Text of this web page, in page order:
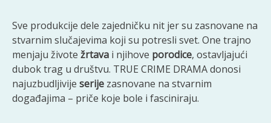
Sve produkcije dele zajedničku nit jer su zasnovane na
stvarnim slučajevima koji su potresli svet. One trajno
menjaju živote žrtava i njihove porodice, ostavljajući
dubok trag u društvu. TRUE CRIME DRAMA donosi
najuzbudljivije serije zasnovane na stvarnim
događajima – priče koje bole i fasciniraju.